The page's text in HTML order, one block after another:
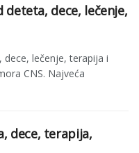
dece, lečenje,
lečenje, terapija i
CNS. Najveća
dece, terapija,